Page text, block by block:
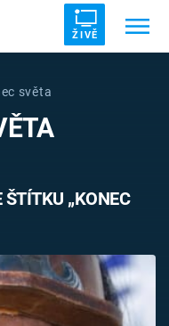
ŽIVĚ
VÁLKA
světa
„KONEC